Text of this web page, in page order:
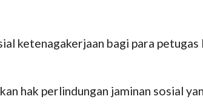
ketenagakerjaan bagi para petugas
hak perlindungan jaminan sosial